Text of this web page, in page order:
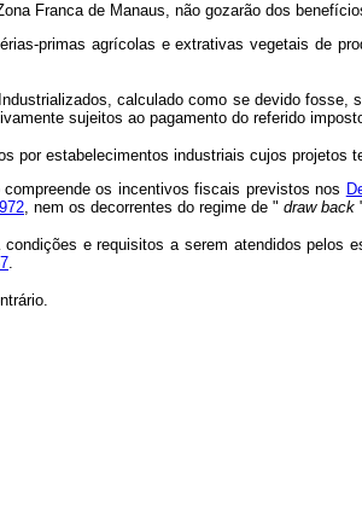
Franca de Manaus, não gozarão dos
primas agrícolas e extrativas vegetais de
calculado como se devido fosse,
sujeitos ao pagamento do referido
estabelecimentos industriais cujos projetos
compreende os incentivos fiscais previstos nos
, nem os decorrentes do regime de " draw back
e requisitos a serem atendidos pelos
.